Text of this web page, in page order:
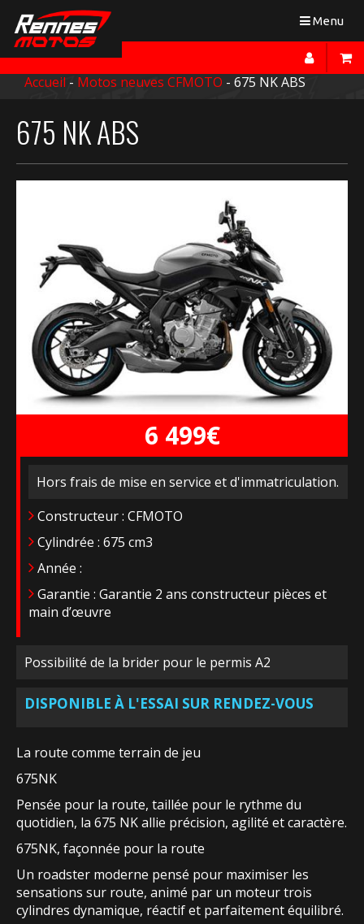
Toggle
Menu
Accueil - Motos neuves CFMOTO - 675 NK ABS
675 NK ABS
6 499€
Hors frais de mise en service et d'immatriculation.
Constructeur : CFMOTO
Cylindrée : 675 cm3
Année :
Garantie : Garantie 2 ans constructeur pièces et
main d’œuvre
Possibilité de la brider pour le permis A2
DISPONIBLE À L'ESSAI SUR RENDEZ-VOUS
La route comme terrain de jeu
675NK
Pensée pour la route, taillée pour le rythme du
quotidien, la 675 NK allie précision, agilité et caractère.
675NK, façonnée pour la route
Un roadster moderne pensé pour maximiser les
sensations sur route, animé par un moteur trois
cylindres dynamique, réactif et parfaitement équilibré.